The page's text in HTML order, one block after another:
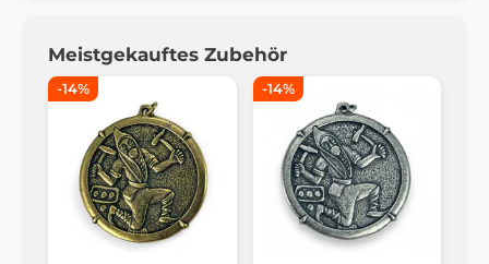
Meistgekauftes Zubehör
-14% -14%